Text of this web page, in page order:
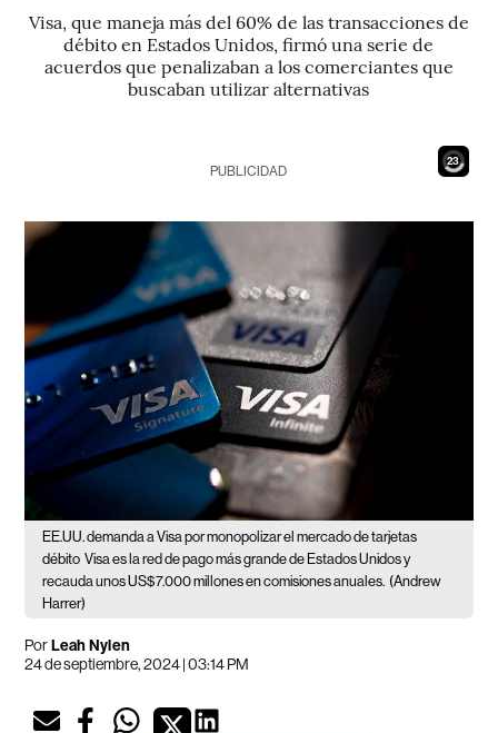
Visa, que maneja más del 60% de las transacciones de
débito en Estados Unidos, firmó una serie de
acuerdos que penalizaban a los comerciantes que
buscaban utilizar alternativas
21
PUBLICIDAD
EE.UU. demanda a Visa por monopolizar el mercado de tarjetas
débito Visa es la red de pago más grande de Estados Unidos y
recauda unos US$7.000 millones en comisiones anuales. (Andrew
Harrer)
PorLeah Nylen
24 de septiembre, 2024 | 03:14 PM